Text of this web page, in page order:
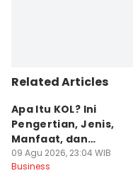
Related Articles
Apa Itu KOL? Ini
Pengertian, Jenis,
Manfaat, dan
Perbedaannya
09 Agu 2026, 23:04 WIB
Business